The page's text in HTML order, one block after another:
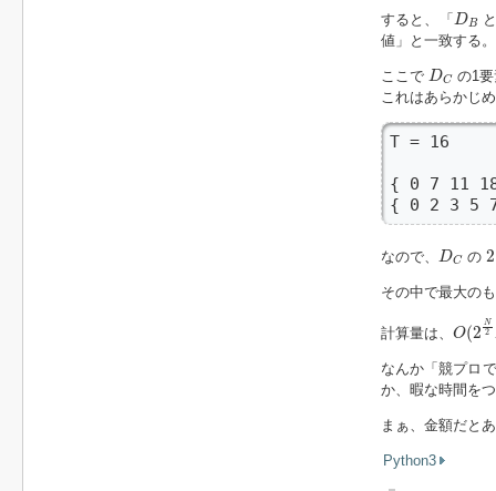
すると、「 DB
DB
値」と一致する。
ここで DC
DC の1
これはあらかじ
T = 16
{ 0 7 11
{ 0 2 3 5 7
なので、 DC
DC の 2
その中で最大の
計算量は、 O(2
N
2
N
なんか「競プロ
か、暇な時間を
まぁ、金額だと
Python3